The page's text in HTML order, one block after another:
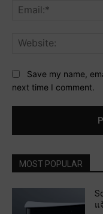
Save my name,
next time I comment.
MOST POPULAR
แ